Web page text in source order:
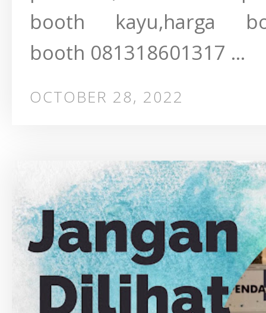
booth kayu,harga
booth 081318601317 ...
OCTOBER 28, 2022